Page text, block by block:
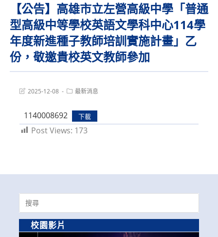
【公告】高雄市立左營高級中學「普通
型高級中等學校英語文學科中心114學
年度新進種子教師培訓實施計畫」乙
份，敬邀貴校英文教師參加
Post2025-12-08
Post最新消息
1140008692 下載
Post Views: 173
Search
for:
校園影片